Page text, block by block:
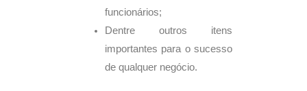
funcionários;
Dentre outros itens
importantes para o sucesso
de qualquer negócio.